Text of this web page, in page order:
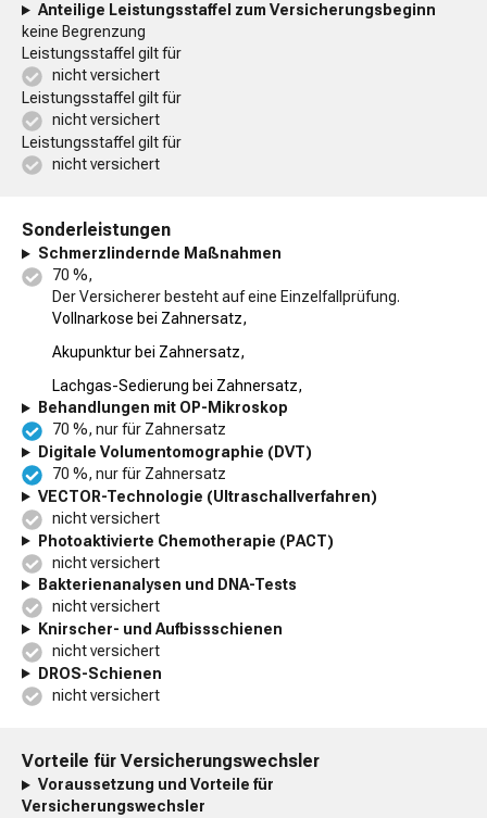
Anteilige Leistungsstaffel zum Versicherungsbeginn
keine Begrenzung
Leistungsstaffel gilt für
nicht versichert
Leistungsstaffel gilt für
nicht versichert
Leistungsstaffel gilt für
nicht versichert
Sonderleistungen
Schmerzlindernde Maßnahmen
70 %,
Der Versicherer besteht auf eine Einzelfallprüfung.
Vollnarkose bei Zahnersatz,
Akupunktur bei Zahnersatz,
Lachgas-Sedierung bei Zahnersatz,
Behandlungen mit OP-Mikroskop
70 %, nur für Zahnersatz
Digitale Volumentomographie (DVT)
70 %, nur für Zahnersatz
VECTOR-Technologie (Ultraschallverfahren)
nicht versichert
Photoaktivierte Chemotherapie (PACT)
nicht versichert
Bakterienanalysen und DNA-Tests
nicht versichert
Knirscher- und Aufbissschienen
nicht versichert
DROS-Schienen
nicht versichert
Vorteile für Versicherungswechsler
Voraussetzung und Vorteile für
Versicherungswechsler